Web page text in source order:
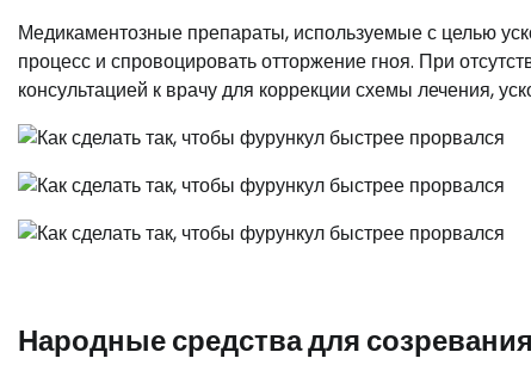
Медикаментозные препараты, используемые с целью
процесс и спровоцировать отторжение гноя. При
консультацией к врачу для коррекции схемы лечения,
Народные средства для созревания